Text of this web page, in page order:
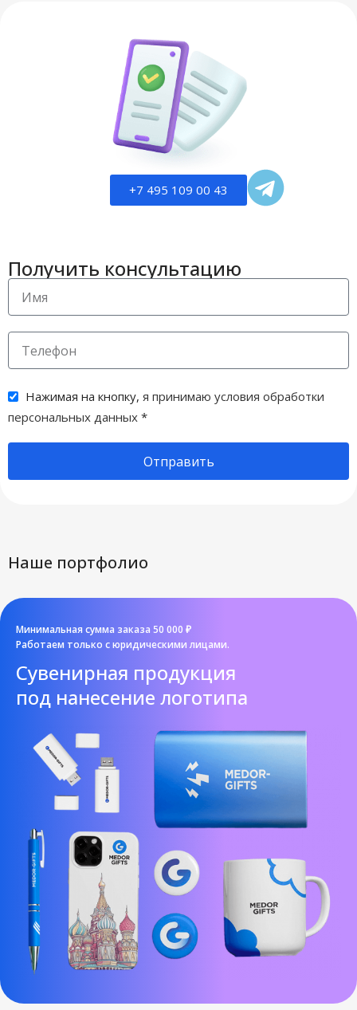
+7 495 109 00 43
Получить консультацию
Нажимая на кнопку, я принимаю условия обработки
персональных данных *
Отправить
Наше портфолио
Минимальная сумма заказа 50 000 ₽
Работаем только с юридическими лицами.
Cувенирная продукция
под нанесение логотипа